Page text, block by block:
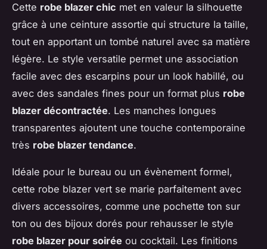
Cette robe blazer chic met en valeur la silhouette
grâce à une ceinture assortie qui structure la taille,
tout en apportant un tombé naturel avec sa matière
légère. Le style versatile permet une association
facile avec des escarpins pour un look habillé, ou
avec des sandales fines pour un format plus robe
blazer décontractée. Les manches longues
transparentes ajoutent une touche contemporaine
très robe blazer tendance.
Idéale pour le bureau ou un évènement formel,
cette robe blazer vert se marie parfaitement avec
divers accessoires, comme une pochette ton sur
ton ou des bijoux dorés pour rehausser le style
robe blazer pour soirée ou cocktail. Les finitions